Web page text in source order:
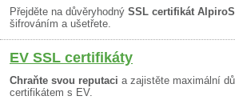
Přejděte na důvěryhodný SSL certifikát
šifrováním a ušetřete.
EV SSL certifikáty
Chraňte svou reputaci a zajistěte maximální
certifikátem s EV.